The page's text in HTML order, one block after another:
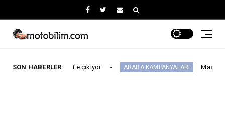
SON HABERLER:
64'e çıkıyor ARABA KAMPANYALARI Maxus Modellerinde